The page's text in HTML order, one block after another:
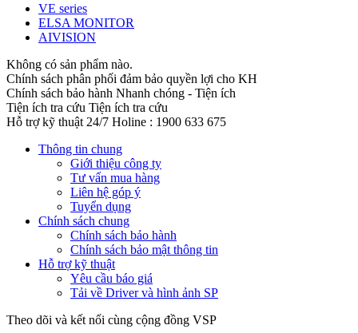
VE series
ELSA MONITOR
AIVISION
Không có sản phẩm nào.
Chính sách phân phối đảm bảo quyền lợi cho KH
Chính sách bảo hành Nhanh chóng - Tiện ích
Tiện ích tra cứu Tiện ích tra cứu
Hỗ trợ kỹ thuật 24/7 Holine : 1900 633 675
Thông tin chung
Giới thiệu công ty
Tư vấn mua hàng
Liên hệ góp ý
Tuyển dụng
Chính sách chung
Chính sách bảo hành
Chính sách bảo mật thông tin
Hỗ trợ kỹ thuật
Yêu cầu báo giá
Tải về Driver và hình ảnh SP
Theo dõi và kết nối cùng cộng đồng VSP